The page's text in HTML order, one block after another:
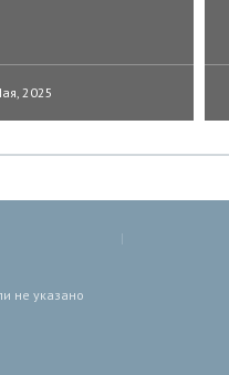
2025
не указано